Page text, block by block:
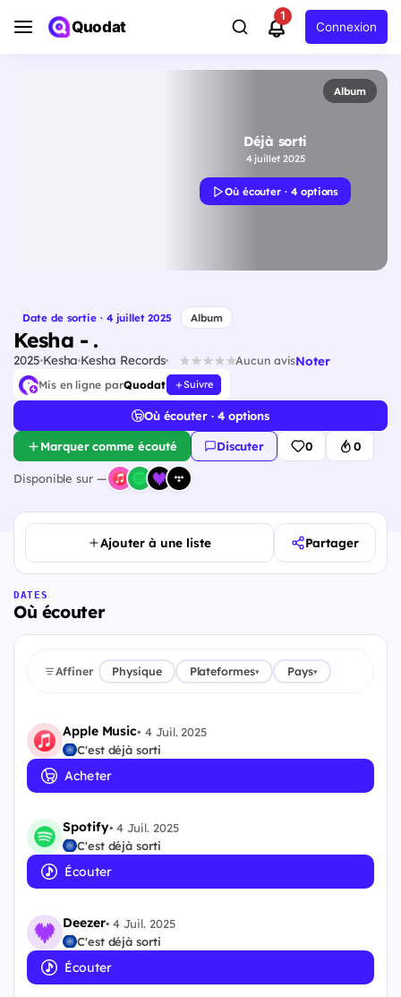
Quodat
1
Connexion
Album
Déjà sorti
4 juillet 2025
Où écouter · 4 options
Date de sortie · 4 juillet 2025 Album
Kesha - .
2025 Kesha Kesha Records Aucun avisNoter
Mis en ligne parQuodat Suivre
Où écouter · 4 options
Marquer comme écouté Discuter 0 0
Disponible sur —
Ajouter à une liste Partager
DATES
Où écouter
Affiner Physique Plateformes▾ Pays▾
Apple Music•4 Juil. 2025
C'est déjà sorti
Acheter
Spotify•4 Juil. 2025
C'est déjà sorti
Écouter
Deezer•4 Juil. 2025
C'est déjà sorti
Écouter